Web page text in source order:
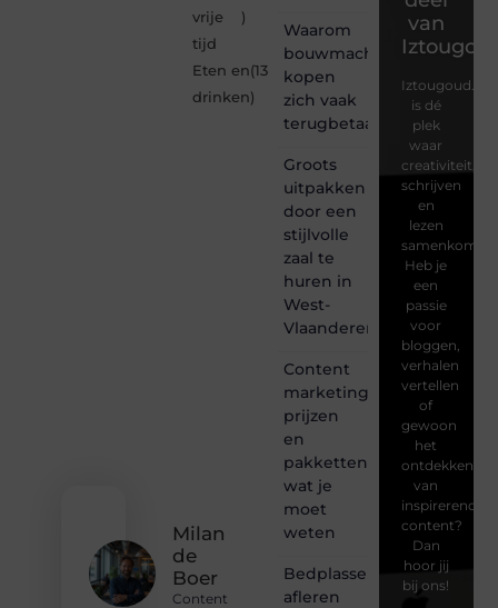
Milan
de
Boer
Content
vrije
tijd
)
Eten en
drinken
(13
)
Waarom
bouwmachines
kopen
zich vaak
terugbetaalt
Groots
uitpakken
door een
stijlvolle
zaal te
huren in
West-
Vlaanderen
Content
marketing
prijzen
en
pakketten:
wat je
moet
weten
Bedplassen
afleren
van
Iztougoud.be
is dé
plek
waar
creativiteit,
schrijven
en
lezen
samenkomen.
Heb je
een
passie
voor
bloggen,
verhalen
vertellen
of
gewoon
het
ontdekken
van
inspirerende
content?
Dan
hoor jij
bij ons!